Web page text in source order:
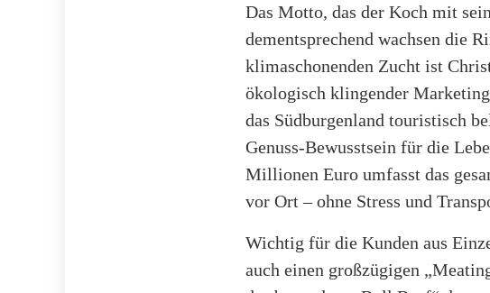
Das Motto, das der Koch mit
dementsprechend wachsen die
klimaschonenden Zucht ist
ökologisch klingender
das Südburgenland touristisch
Genuss-Bewusstsein für die
Millionen Euro umfasst das
vor Ort – ohne Stress und
Wichtig für die Kunden aus
auch einen großzügigen